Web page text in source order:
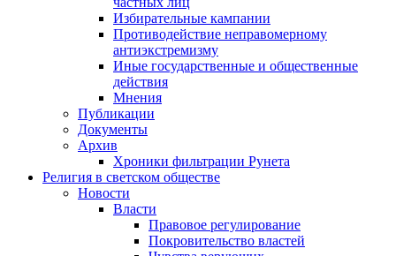
Избирательные кампании
Противодействие неправомерному
антиэкстремизму
Иные государственные и общественные
действия
Мнения
Публикации
Документы
Архив
Хроники фильтрации Рунета
Религия в светском обществе
Новости
Власти
Правовое регулирование
Покровительство властей